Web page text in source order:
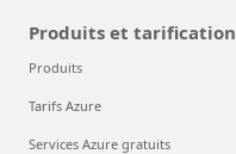
Produits et tarification
Produits
Tarifs Azure
Services Azure gratuits